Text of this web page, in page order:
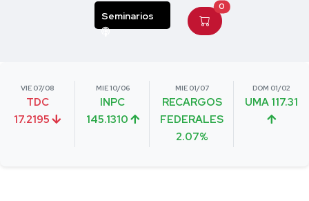
Seminarios
0
VIE 07/08
TDC
17.2195
MIE 10/06
INPC
145.1310
MIE 01/07
RECARGOS
FEDERALES
2.07%
DOM 01/02
UMA 117.31